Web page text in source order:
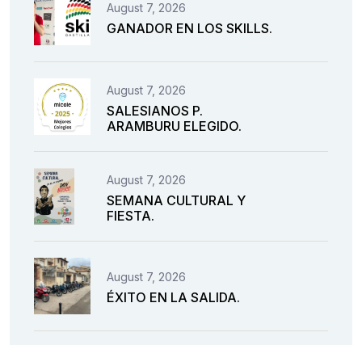
August 7, 2026
GANADOR EN LOS SKILLS.
August 7, 2026
SALESIANOS P.
ARAMBURU ELEGIDO.
August 7, 2026
SEMANA CULTURAL Y
FIESTA.
August 7, 2026
ÉXITO EN LA SALIDA.